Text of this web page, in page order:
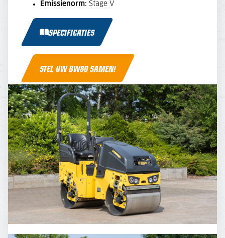
Emissienorm: Stage V
SPECIFICATIES
STEL UW BW80 SAMEN!